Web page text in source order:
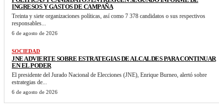
INGRESOS Y GASTOS DE CAMPAÑA
Treinta y siete organizaciones políticas, así como 7 378 candidatos o sus respectivos
responsables...
6 de agosto de 2026
SOCIEDAD
JNE ADVIERTE SOBRE ESTRATEGIAS DE ALCALDES PARA CONTINUAR
EN EL PODER
El presidente del Jurado Nacional de Elecciones (JNE), Enrique Burneo, alertó sobre
estrategias de...
6 de agosto de 2026